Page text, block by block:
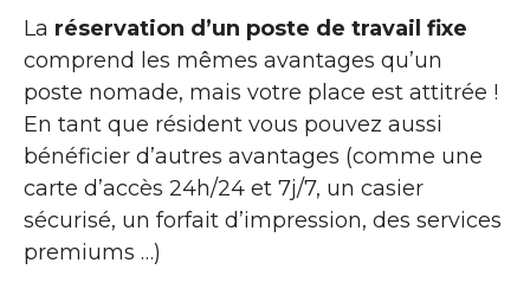
La réservation d’un poste de travail fixe
comprend les mêmes avantages qu’un
poste nomade, mais votre place est attitrée !
En tant que résident vous pouvez aussi
bénéficier d’autres avantages (comme une
carte d’accès 24h/24 et 7j/7, un casier
sécurisé, un forfait d’impression, des services
premiums …)